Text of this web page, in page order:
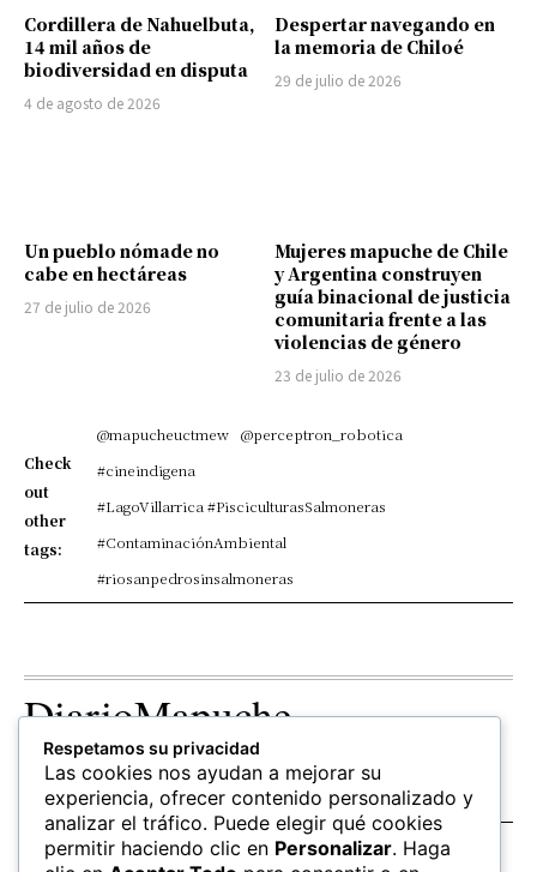
Cordillera de Nahuelbuta,
14 mil años de
biodiversidad en disputa
4 de agosto de 2026
Despertar navegando en
la memoria de Chiloé
29 de julio de 2026
Un pueblo nómade no
cabe en hectáreas
27 de julio de 2026
Mujeres mapuche de Chile
y Argentina construyen
guía binacional de justicia
comunitaria frente a las
violencias de género
23 de julio de 2026
Check
out
other
tags:
@mapucheuctmew @perceptron_robotica
#cineindigena
#LagoVillarrica #PisciculturasSalmoneras
#ContaminaciónAmbiental
#riosanpedrosinsalmoneras
DiarioMapuche
TERRITORIO CULTURA
Patrimonio
OPINION
Columnistas
SALUD EDUCACIÓN FOLLOW US
Respetamos su privacidad
Las cookies nos ayudan a mejorar su
experiencia, ofrecer contenido personalizado y
analizar el tráfico. Puede elegir qué cookies
permitir haciendo clic en Personalizar. Haga